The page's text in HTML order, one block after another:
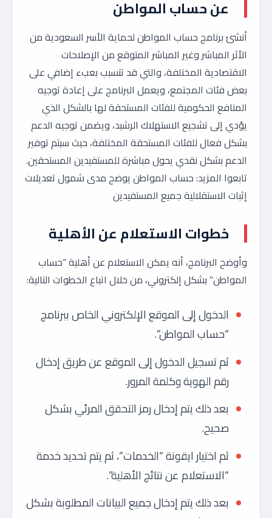
عن حساب المواطن
أنشئ برنامج حساب المواطن لحماية الأسر السعودية من
الأثر المباشر وغير المباشر المتوقع من الإصلاحات
الاقتصادية المختلفة، والتي قد تتسبب بعبء إضافي على
بعض فئات المجتمع، ويعمل البرنامج على إعادة توجيه
المنافع الحكومية للفئات المستحقة لها بالشكل الذي
يؤدي إلى تشجيع الاستهلاك الرشيد، ويضمن توجيه الدعم
بشكل فعال للفئات المستحقة المختلفة، حيث سيتم توفير
الدعم بشكل نقدي يحول مباشرة للمستفيدين المستحقين.
تابعوا المزيد: حساب المواطن يوضح مدى شمول تعديلات
إثبات الاستقلالية جميع المستفيدين
خطوات الاستعلام عن الأهلية
وأوضح البرنامج، أنه يمكن الاستعلام عن أهلية “حساب
المواطن” بشكل إلكتروني، من خلال اتباع الخطوات التالية:
الدخول إلى الموقع الإلكتروني الخاص ببرنامج
“حساب المواطن”.
ثم تسجيل الدخول إلى الموقع عن طريق إدخال
رقم الهوية وكلمة المرور.
بعد ذلك يتم إدخال رمز التحقق المرئي بشكل
صحيح.
ثم اختيار ايقونة “الخدمات”، ثم يتم تحديد خدمة
“الاستعلام عن نتائج الأهلية”.
بعد ذلك يتم إدخال جميع البيانات المطلوبة بشكل